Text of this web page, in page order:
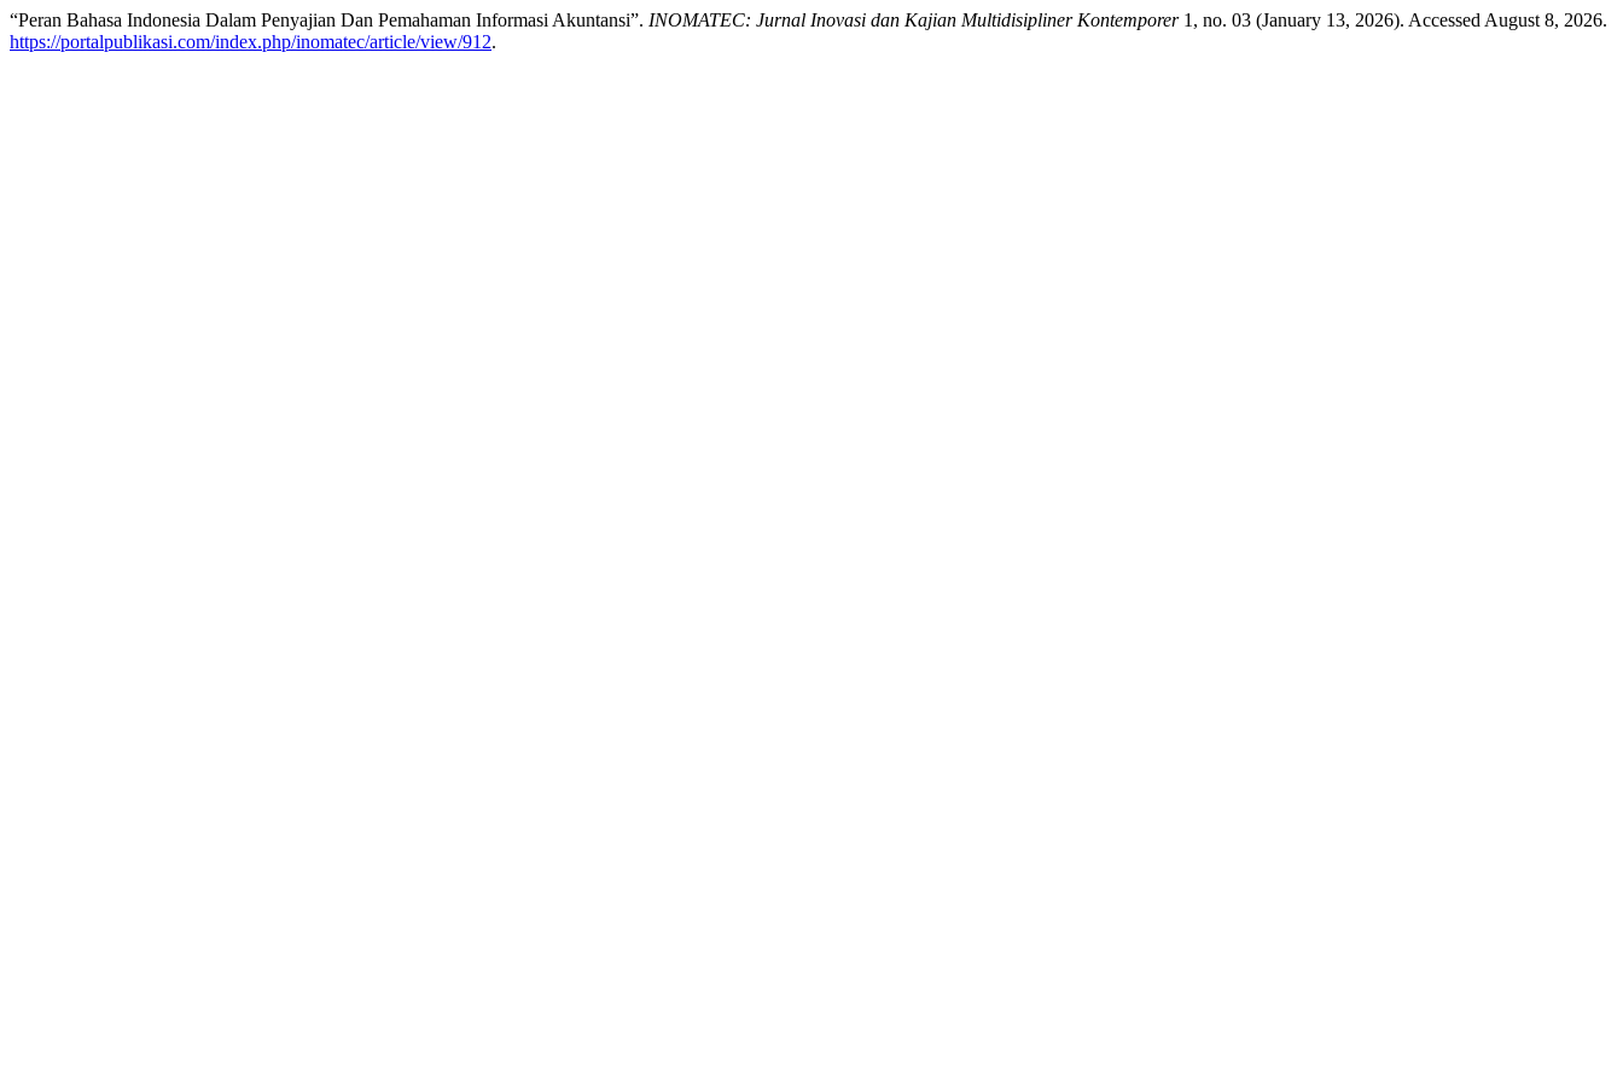
“Peran Bahasa Indonesia Dalam Penyajian Dan Pemahaman Informasi Akuntansi”. INOMATEC: Jurnal Inovasi dan Kajian Multidisipliner Kontemporer 1, no. 03 (January 13, 2026). Accessed August 8, 2026.
https://portalpublikasi.com/index.php/inomatec/article/view/912.